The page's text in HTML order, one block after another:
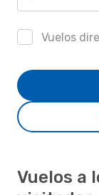
Vuelos
Vuelos a